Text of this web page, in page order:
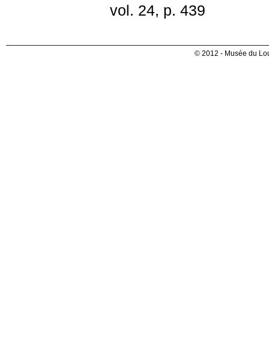
vol. 24, p. 439
© 2012 - Musée du